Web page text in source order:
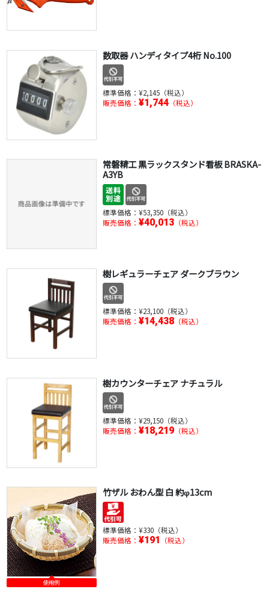
数取器 ハンディタイプ4桁 No.100
標準価格： ¥2,145（税込）
販売価格： ¥1,744（税込）
常磐精工 黒ラックスタンド看板 BRASKA-
A3YB
標準価格： ¥53,350（税込）
販売価格： ¥40,013（税込）
樹レギュラーチェア ダークブラウン
標準価格： ¥23,100（税込）
販売価格： ¥14,438（税込）
樹カウンターチェア ナチュラル
標準価格： ¥29,150（税込）
販売価格： ¥18,219（税込）
使用例
竹ザル おわん型 白 約φ13cm
標準価格： ¥330（税込）
販売価格： ¥191 （税込）